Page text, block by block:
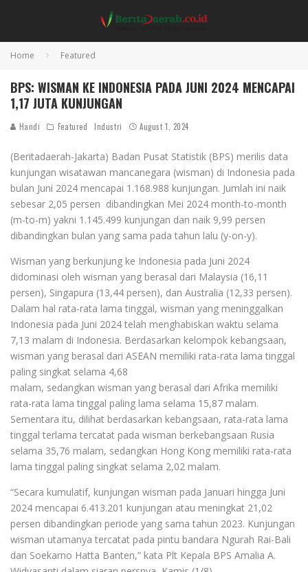
Home Featured
BPS: WISMAN KE INDONESIA PADA JUNI 2024 MENCAPAI
1,17 JUTA KUNJUNGAN
Handi Featured Industri August 1, 2024
(Beritadaerah-Jakarta) Badan Pusat Statistik (BPS) merilis data
kunjungan wisatawan mancanegara (wisman) di Indonesia pada
bulan Juni 2024 mencapai 1.168.988 kunjungan. Jumlah ini naik
sebesar 2,05 persen dibandingkan Mei 2024 month-to-month
(m-to-m) yakni 1.145.499 kunjungan dan naik 9,99 persen
dibandingkan bulan yang sama pada tahun lalu (y-on-y).
Wisman yang berkunjung ke Indonesia pada Juni 2024
didominasi oleh wisman yang berasal dari Malaysia (16,11
persen), Singapura (13,44 persen), dan Australia (12,33 persen).
Dalam hal rata-rata lama tinggal, wisman yang meninggalkan
Indonesia pada Juni 2024 telah menghabiskan waktu selama
7,13 malam di Indonesia. Berdasarkan kelompok kebangsaan,
wisman yang berasal dari ASEAN memiliki rata-rata lama tinggal
paling singkat selama 4,68
malam, sedangkan wisman yang berasal dari Afrika memiliki
rata-rata lama tinggal paling lama selama 15,87 malam.
Sementara itu, dilihat berdasarkan kebangsaan, rata-rata lama
tinggal terlama tercatat pada wisman berkebangsaan Rusia
selama 35,76 malam, sedangkan Hong Kong memiliki rata-rata
lama tinggal paling singkat selama 2,02 malam.
“Secara kumulatif, kunjungan wisman pada Januari hingga Juni
2024 mencapai 6.413.201 kunjungan atau meningkat 21,02
persen dibandingkan periode yang sama tahun 2023. Kunjungan
wisman utamanya tercatat pada pintu bandara Ngurah Rai-Bali
dan Soekarno Hatta Banten,” kata Plt Kepala BPS Amalia A.